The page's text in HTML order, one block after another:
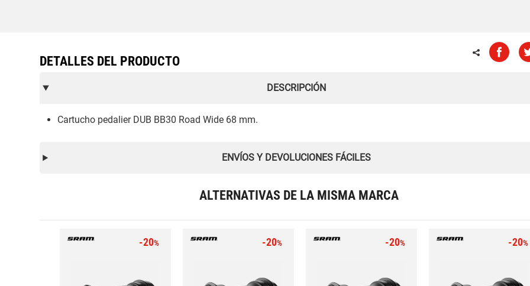
DETALLES DEL PRODUCTO
DESCRIPCIÓN
Cartucho pedalier DUB BB30 Road Wide 68 mm.
ENVÍOS Y DEVOLUCIONES FÁCILES
ALTERNATIVAS DE LA MISMA MARCA
-20% -20% -20% -20%